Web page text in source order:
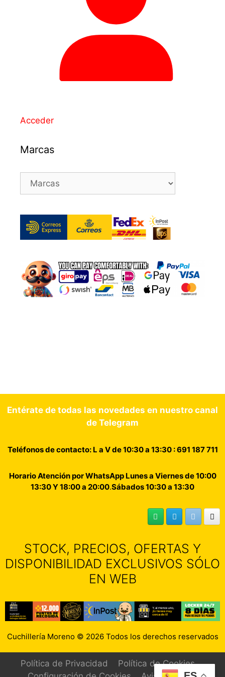
Acceder
Marcas
Entérate de todas las novedades en nuestro canal
de Telegram
Teléfonos de contacto: L a V de 10:30 a 13:30 : 691 187 711
Horario Atención por WhatsApp Lunes a Viernes de 10:00
13:30 Y 18:00 a 20:00.Sábados 10:30 a 13:30
STOCK, PRECIOS, OFERTAS Y
DISPONIBILIDAD EXCLUSIVOS SÓLO
EN WEB
Cuchillería Moreno © 2026 Todos los derechos reservados
Política de Privacidad
Política de Cookies